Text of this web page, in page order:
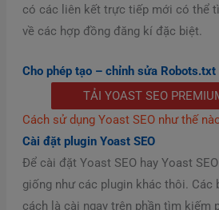
có các liên kết trực tiếp mới có thể
về các hợp đồng đăng kí đặc biệt.
Cho phép tạo – chỉnh sửa
TẢI YOAST SEO
Cách sử dụng Yoast SEO như thế
Cài đặt plugin Yoast SEO
Để cài đặt Yoast SEO hay Yoast
giống như các plugin khác thôi. Các
cách là cài ngay trên phần tìm kiếm